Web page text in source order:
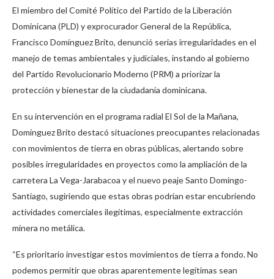
El miembro del Comité Político del Partido de la Liberación
Dominicana (PLD) y exprocurador General de la República,
Francisco Domínguez Brito, denunció serias irregularidades en el
manejo de temas ambientales y judiciales, instando al gobierno
del Partido Revolucionario Moderno (PRM) a priorizar la
protección y bienestar de la ciudadanía dominicana.
En su intervención en el programa radial El Sol de la Mañana,
Domínguez Brito destacó situaciones preocupantes relacionadas
con movimientos de tierra en obras públicas, alertando sobre
posibles irregularidades en proyectos como la ampliación de la
carretera La Vega-Jarabacoa y el nuevo peaje Santo Domingo-
Santiago, sugiriendo que estas obras podrían estar encubriendo
actividades comerciales ilegítimas, especialmente extracción
minera no metálica.
“Es prioritario investigar estos movimientos de tierra a fondo. No
podemos permitir que obras aparentemente legítimas sean